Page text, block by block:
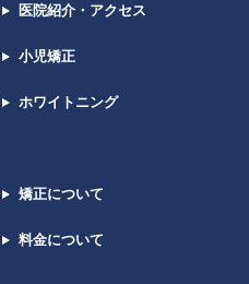
医院紹介・アクセス
小児矯正
ホワイトニング
矯正について
料金について